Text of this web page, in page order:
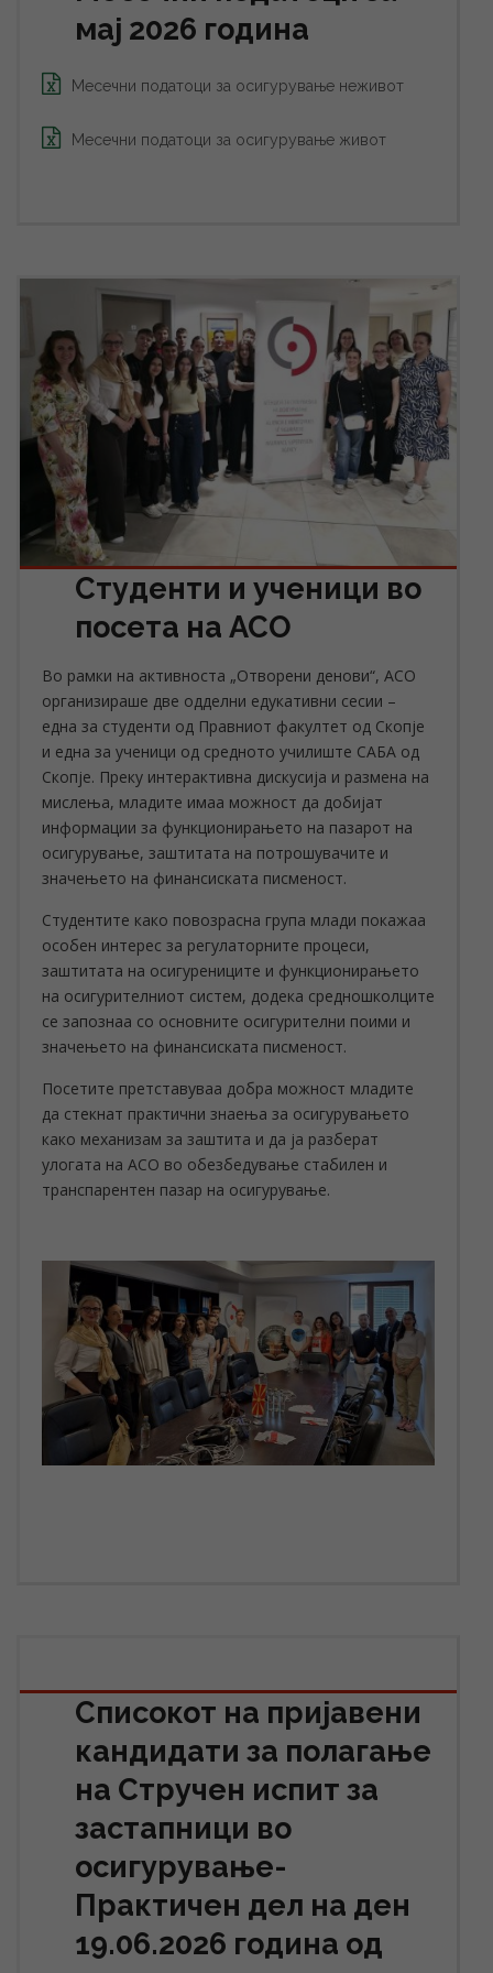
мај 2026 година
Месечни податоци за осигурување неживот
Месечни податоци за осигурување живот
Студенти и ученици во
посета на АСО
Во рамки на активноста „Отворени денови“, АСО
организираше две одделни едукативни сесии –
една за студенти од Правниот факултет од Скопје
и една за ученици од средното училиште САБА од
Скопје. Преку интерактивна дискусија и размена на
мислења, младите имаа можност да добијат
информации за функционирањето на пазарот на
осигурување, заштитата на потрошувачите и
значењето на финансиската писменост.
Студентите како повозрасна група млади покажаа
особен интерес за регулаторните процеси,
заштитата на осигурениците и функционирањето
на осигурителниот систем, додека средношколците
се запознаа со основните осигурителни поими и
значењето на финансиската писменост.
Посетите претставуваа добра можност младите
да стекнат практични знаења за осигурувањето
како механизам за заштита и да ја разберат
улогата на АСО во обезбедување стабилен и
транспарентен пазар на осигурување.
Списокот на пријавени
кандидати за полагање
на Стручен испит за
застапници во
осигурување-
Практичен дел на ден
19.06.2026 година од